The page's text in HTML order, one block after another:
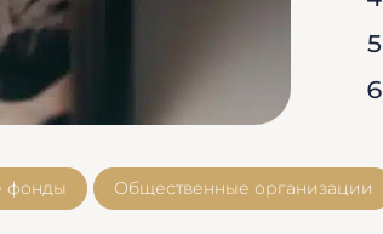
фонды Общественные организации